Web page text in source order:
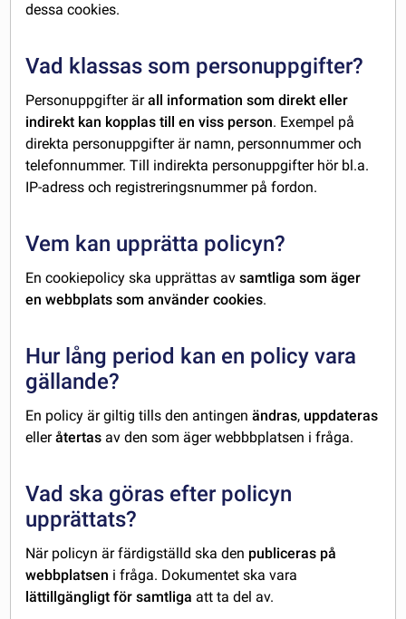
dessa cookies.
Vad klassas som personuppgifter?
Personuppgifter ärall information som direkt eller
indirekt kan kopplas till en viss person. Exempel på
direkta personuppgifter är namn, personnummer och
telefonnummer. Till indirekta personuppgifter hör bl.a.
IP-adress och registreringsnummer på fordon.
Vem kan upprätta policyn?
En cookiepolicy ska upprättas avsamtliga som äger
en webbplats som använder cookies.
Hur lång period kan en policy vara
gällande?
En policy är giltig tills den antingenändras, uppdateras
elleråtertas av den som äger webbbplatsen i fråga.
Vad ska göras efter policyn
upprättats?
När policyn är färdigställd ska den publiceras på
webbplatsen i fråga. Dokumentet ska vara
lättillgängligt för samtliga att ta del av.